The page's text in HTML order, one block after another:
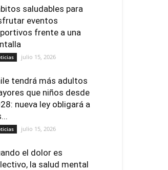
saludables para
eventos
frente a una
julio 15, 2026
tendrá más adultos
que niños desde
nueva ley obligará a
julio 15, 2026
el dolor es
la salud mental